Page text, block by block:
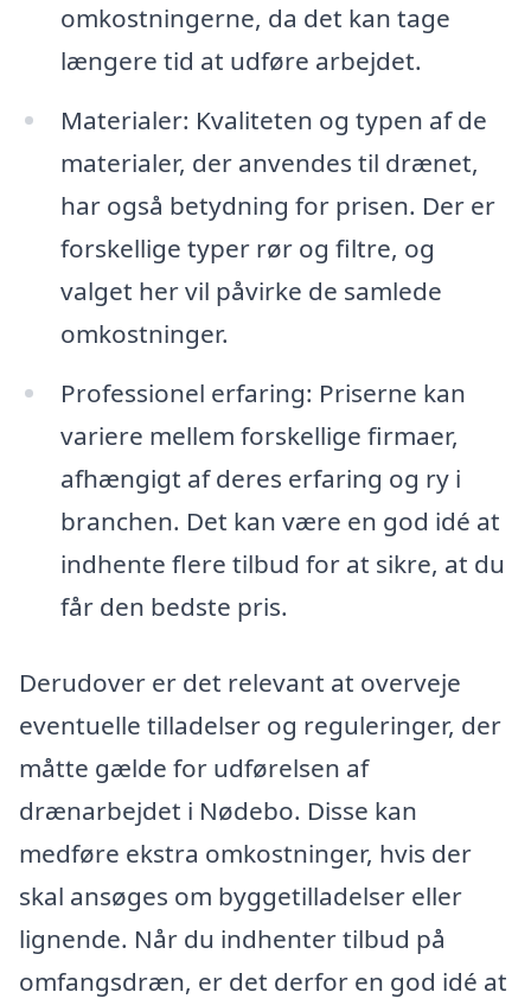
omkostningerne, da det kan tage
længere tid at udføre arbejdet.
Materialer: Kvaliteten og typen af de
materialer, der anvendes til drænet,
har også betydning for prisen. Der er
forskellige typer rør og filtre, og
valget her vil påvirke de samlede
omkostninger.
Professionel erfaring: Priserne kan
variere mellem forskellige firmaer,
afhængigt af deres erfaring og ry i
branchen. Det kan være en god idé at
indhente flere tilbud for at sikre, at du
får den bedste pris.
Derudover er det relevant at overveje
eventuelle tilladelser og reguleringer, der
måtte gælde for udførelsen af
drænarbejdet i Nødebo. Disse kan
medføre ekstra omkostninger, hvis der
skal ansøges om byggetilladelser eller
lignende. Når du indhenter tilbud på
omfangsdræn, er det derfor en god idé at